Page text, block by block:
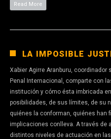
Read More
LA IMPOSIBLE
Xabier Agirre Aranburu, coordinador
Penal Internacional, comparte con
institución y cómo ésta imbricada
posibilidades, de sus límites, de su
quiénes la conforman, quiénes han
implicaciones conlleva. A través de
distintos niveles de actuación en